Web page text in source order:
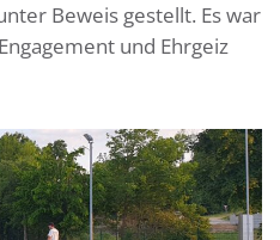
Beweis gestellt. Es war
und Ehrgeiz